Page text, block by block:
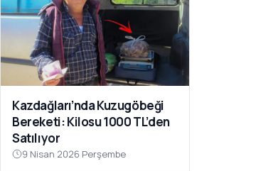
Kazdağları’nda Kuzugöbeği
Bereketi: Kilosu 1000 TL’den
Satılıyor
9 Nisan 2026 Perşembe